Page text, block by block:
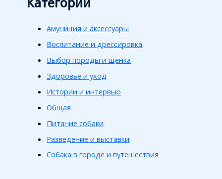
Амуниция и аксессуары
Воспитание и дрессировка
Выбор породы и щенка
Здоровье и уход
Истории и интервью
Общая
Питание собаки
Разведение и выставки
Собака в городе и путешествия